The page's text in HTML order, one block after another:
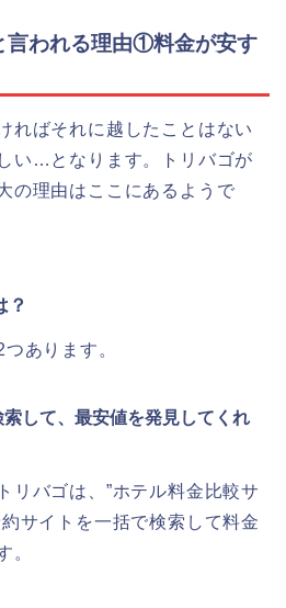
言われる理由①料金が安す
ればそれに越したことはない
い…となります。トリバゴが
の理由はここにあるようで
？
あります。
して、最安値を発見してくれ
リバゴは、”ホテル料金比較サ
サイトを一括で検索して料金
。